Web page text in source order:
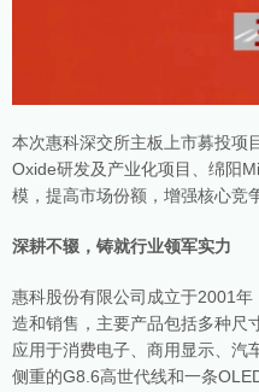
本次惠科深交所主板上市募投项
Oxide研发及产业化项目、绵阳
模，提高市场份额，增强核心竞
深耕不辍，铸就行业领军实力
惠科股份有限公司成立于2001
造和销售，主要产品包括多种尺
应用于消费电子、商用显示、汽
侧重的G8.6高世代线和一条